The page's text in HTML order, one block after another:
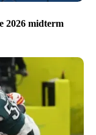
2026 midterm